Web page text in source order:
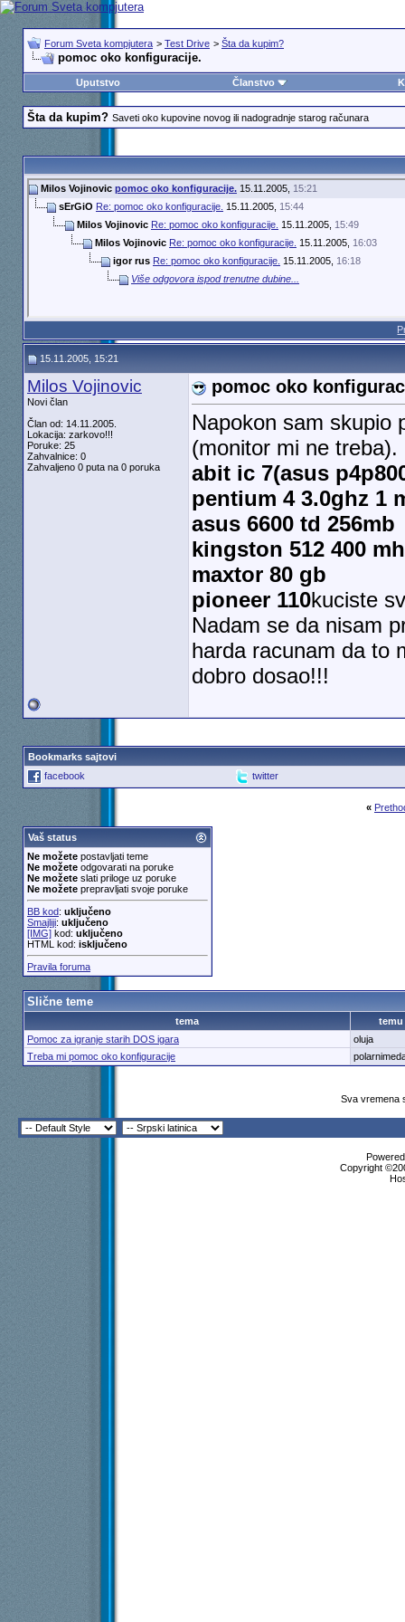
Forum Sveta kompjutera > Test Drive > Šta da kupim?
pomoc oko konfiguracije.
Uputstvo Članstvo
Šta da kupim? Saveti oko kupovine novog ili nadogradnje starog računara
Milos Vojinovic pomoc oko konfiguracije.15.11.2005, 15:21
sErGiO Re: pomoc oko konfiguracije. 15.11.2005, 15:44
Milos Vojinovic Re: pomoc oko konfiguracije. 15.11.2005, 15:49
Milos Vojinovic Re: pomoc oko konfiguracije. 15.11.2005, 16:03
igor rus Re: pomoc oko konfiguracije. 15.11.2005, 16:18
Više odgovora ispod trenutne dubine...
15.11.2005, 15:21
Milos Vojinovic
Novi član
Član od: 14.11.2005.
Lokacija: zarkovo!!!
Poruke: 25
Zahvalnice: 0
Zahvaljeno 0 puta na 0 poruka
pomoc oko
Napokon sam skupio
(monitor mi ne
abit ic 7(asus
pentium 4 3.0ghz 1
asus 6600 td 256mb
kingston 512 400
maxtor 80 gb
pioneer 110kuciste
Nadam se da nisam
harda racunam da to
dobro dosao!!!
Bookmarks sajtovi
facebook
twitter
«
Vaš status
Ne možetepostavljati teme
Ne možeteodgovarati na poruke
Ne možeteslati priloge uz poruke
Ne možeteprepravljati svoje poruke
BB kod: uključeno
Smajliji: uključeno
[IMG]kod: uključeno
HTML kod: isključeno
Pravila foruma
Slične teme
tema
temu
Pomoc za igranje starih DOS igara
oluja
Treba mi pomoc oko konfiguracije
Sva vremena
Copyright